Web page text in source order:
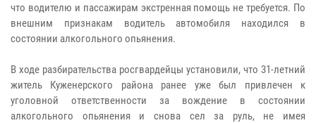
что водителю и пассажирам экстренная помощь не требуется. По
внешним признакам водитель автомобиля находился в
состоянии алкогольного опьянения.
В ходе разбирательства росгвардейцы установили, что 31-летний
житель Куженерского района ранее уже был привлечен к
уголовной ответственности за вождение в состоянии
алкогольного опьянения и снова сел за руль, не имея